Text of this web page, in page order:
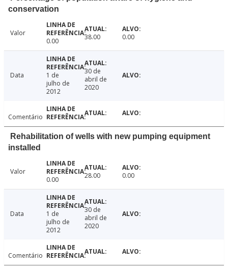
conservation
Valor
0.00
38.00 0.00
Data
1 de
julho de
2012
30 de
abril de
2020
Comentário
Rehabilitation of wells with new pumping equipment
installed
Valor
0.00
28.00 0.00
Data
1 de
julho de
2012
30 de
abril de
2020
Comentário